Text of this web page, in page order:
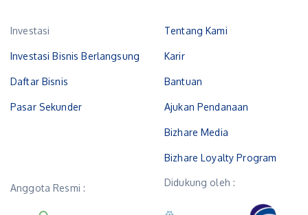
Investasi
Investasi Bisnis Berlangsung
Daftar Bisnis
Pasar Sekunder
Tentang Kami
Karir
Bantuan
Ajukan Pendanaan
Bizhare Media
Bizhare Loyalty Program
Anggota Resmi : Didukung oleh :